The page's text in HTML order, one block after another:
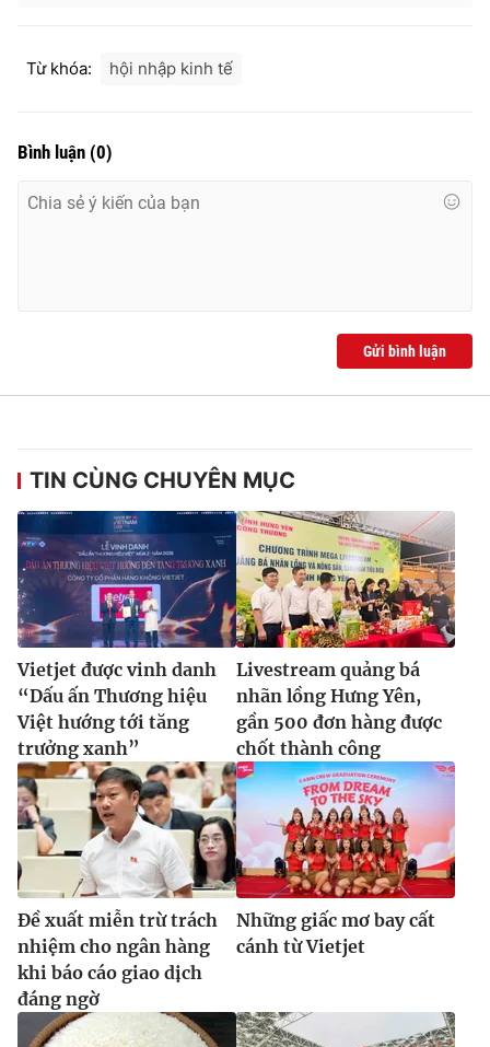
Cơ quan báo chí:
Thời báo VTV
Nguyễn Thị Mỹ Hạnh, Phạm Quốc Thắng,
Liên hệ quảng cáo:024-7300.7108
® Cấm sao chép dưới mọi hình thức nếu không có sự chấp
thuận bằng văn bản. Ghi rõ nguồn VTV.vn khi phát hành lại
thông tin từ website này.
Từ khóa: hội nhập kinh tế
Bình luận (0)
Gửi bình luận
TIN CÙNG CHUYÊN MỤC
Vietjet được vinh danh
“Dấu ấn Thương hiệu
Việt hướng tới tăng
trưởng xanh”
Livestream quảng bá
nhãn lồng Hưng Yên,
gần 500 đơn hàng được
chốt thành công
Đề xuất miễn trừ trách
nhiệm cho ngân hàng
khi báo cáo giao dịch
đáng ngờ
Những giấc mơ bay cất
cánh từ Vietjet